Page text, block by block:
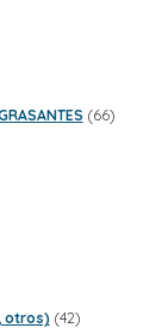
6666
otros) 4242